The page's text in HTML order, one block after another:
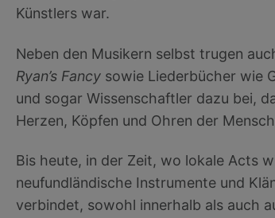
Künstlers war.
Neben den Musikern selbst trugen
Ryan’s Fancy sowie Liederbücher wie
und sogar Wissenschaftler dazu bei,
Herzen, Köpfen und Ohren der
Bis heute, in der Zeit, wo lokale Acts
neufundländische Instrumente und
verbindet, sowohl innerhalb als auch